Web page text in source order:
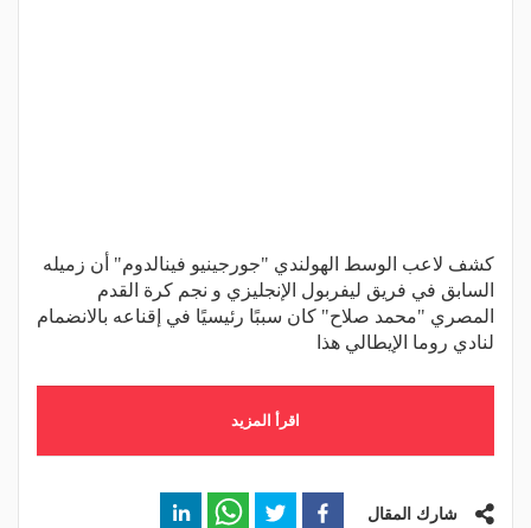
كشف لاعب الوسط الهولندي "جورجينيو فينالدوم" أن زميله
السابق في فريق ليفربول الإنجليزي و نجم كرة القدم
المصري "محمد صلاح" كان سببًا رئيسيًا في إقناعه بالانضمام
لنادي روما الإيطالي هذا
اقرأ المزيد
شارك المقال